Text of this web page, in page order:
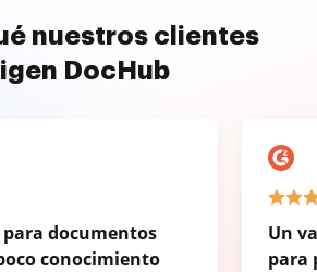
nuestros clientes
DocHub
documentos
conocimiento
Un
para